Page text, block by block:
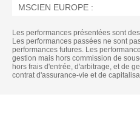
MSCIEN EUROPE :
Les performances présentées sont
Les performances passées ne sont
performances futures. Les
gestion mais hors commission de
hors frais d'entrée, d'arbitrage, et de
contrat d'assurance-vie et de